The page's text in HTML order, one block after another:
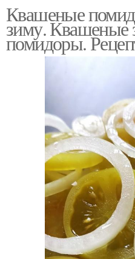
Квашеные
зиму. Квашеные
помидоры.